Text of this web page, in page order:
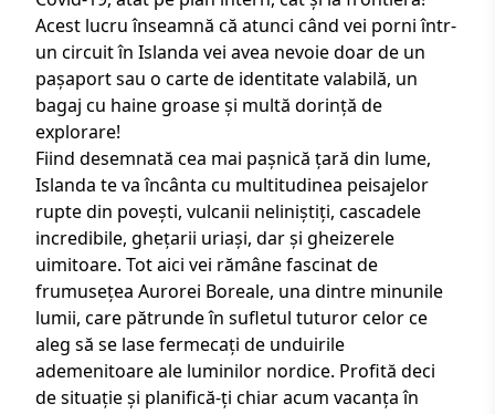
Acest lucru înseamnă că atunci când vei porni într-
un circuit în Islanda vei avea nevoie doar de un
pașaport sau o carte de identitate valabilă, un
bagaj cu haine groase și multă dorință de
explorare!
Fiind desemnată cea mai pașnică țară din lume,
Islanda te va încânta cu multitudinea peisajelor
rupte din povești, vulcanii neliniștiți, cascadele
incredibile, ghețarii uriași, dar și gheizerele
uimitoare. Tot aici vei rămâne fascinat de
frumusețea Aurorei Boreale, una dintre minunile
lumii, care pătrunde în sufletul tuturor celor ce
aleg să se lase fermecați de unduirile
ademenitoare ale luminilor nordice. Profită deci
de situație și planifică-ți chiar acum vacanța în